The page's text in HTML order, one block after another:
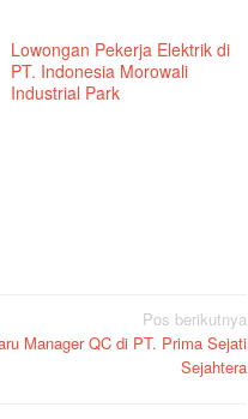
Lowongan Pekerja Elektrik di
PT. Indonesia Morowali
Industrial Park
Pos berikutnya
Manager QC di PT. Prima Sejati
Sejahtera